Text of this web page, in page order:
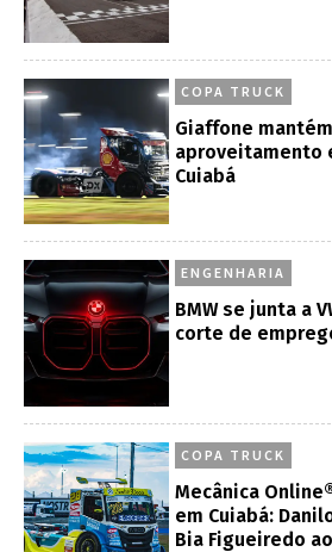
COPA TRUCK
Giaffone
aproveitamento
Cuiabá
ENGENHARIA
BMW se junta a
corte de
COPA TRUCK
Mecânica
em Cuiabá:
Bia Figueiredo